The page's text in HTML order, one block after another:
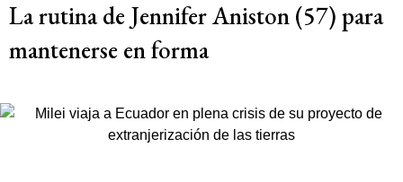
La rutina de Jennifer Aniston (57) para
mantenerse en forma